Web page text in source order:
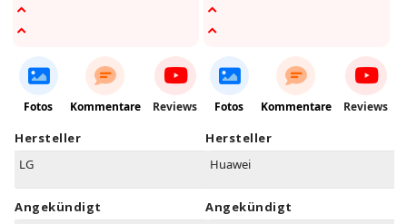
Fotos Kommentare Reviews
Hersteller
LG
Angekündigt
Fotos Kommentare Reviews
Hersteller
Huawei
Angekündigt